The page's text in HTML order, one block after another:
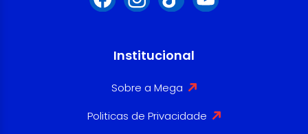
Institucional
Sobre a Mega
Politicas de Privacidade